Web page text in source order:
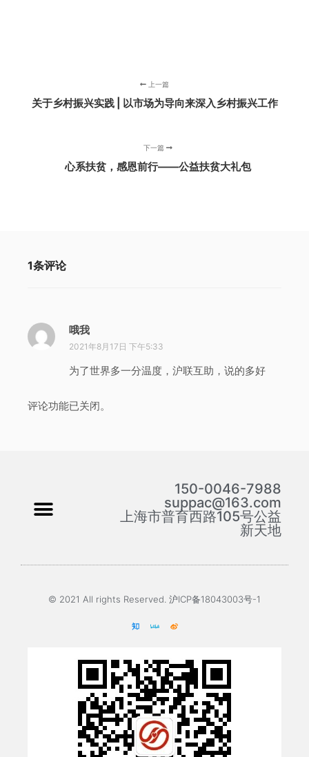
上一篇
关于乡村振兴实践 | 以市场为导向来深入乡村振兴工作
下一篇
心系扶贫，感恩前行——公益扶贫大礼包
1条评论
哦我
道
2021年8月17日 下午5:33
为了世界多一分温度，沪联互助，说的多好
评论功能已关闭。
150-0046-7988
suppac@163.com
上海市普育西路105号公益
新天地
© 2021 All rights Reserved. 沪ICP备18043003号-1